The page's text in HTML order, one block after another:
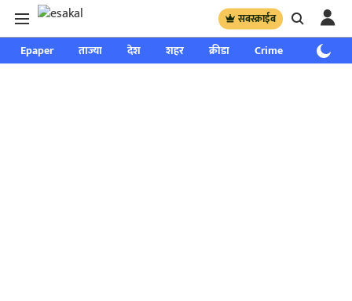
सबस्क्राईब
Epaper ताज्या देश शहर क्रीडा Crime साप्ताहिक